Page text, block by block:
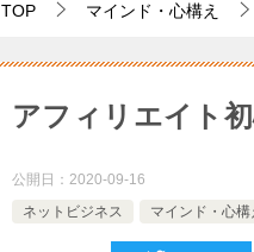
TOP マインド・心構え
アフィリエイト
公開日： 2020-09-16
ネットビジネス
マインド・心構